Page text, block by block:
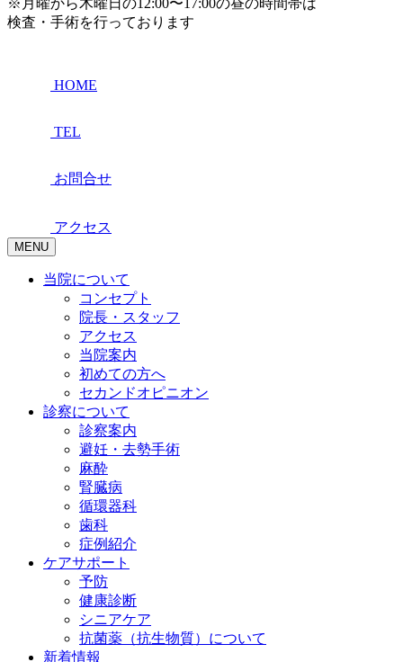
※月曜から木曜日の12:00〜17:00の昼の時間帯は
検査・手術を行っております
HOME
TEL
お問合せ
アクセス
MENU
当院について
コンセプト
院長・スタッフ
アクセス
当院案内
初めての方へ
セカンドオピニオン
診察について
診察案内
避妊・去勢手術
麻酔
腎臓病
循環器科
歯科
症例紹介
ケアサポート
予防
健康診断
シニアケア
抗菌薬（抗生物質）について
新着情報